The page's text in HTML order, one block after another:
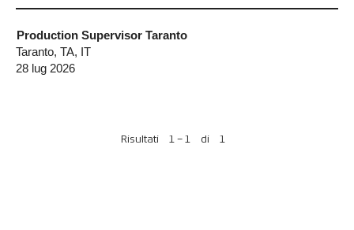
Production Supervisor Taranto
Taranto, TA, IT
28 lug 2026
Risultati 1 – 1 di 1